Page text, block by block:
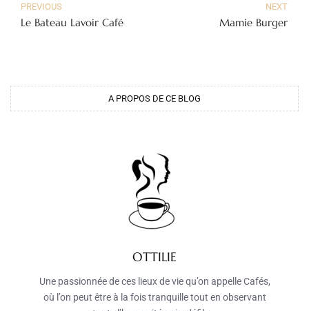
PREVIOUS
Le Bateau Lavoir Café
NEXT
Mamie Burger
A PROPOS DE CE BLOG
OTTILIE
Une passionnée de ces lieux de vie qu’on appelle Cafés,
où l’on peut être à la fois tranquille tout en observant